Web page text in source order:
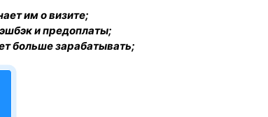
им о визите;
и предоплаты;
больше зарабатывать;